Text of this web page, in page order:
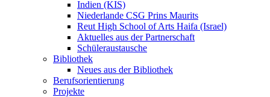
Indien (KIS)
Niederlande CSG Prins Maurits
Reut High School of Arts Haifa (Israel)
Aktuelles aus der Partnerschaft
Schüleraustausche
Bibliothek
Neues aus der Bibliothek
Berufsorientierung
Projekte